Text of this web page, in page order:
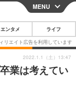
CLOSE
スマートフォン
MENU
エンタメ ライフ
業は考えてい
2022.1.1（土）13:47